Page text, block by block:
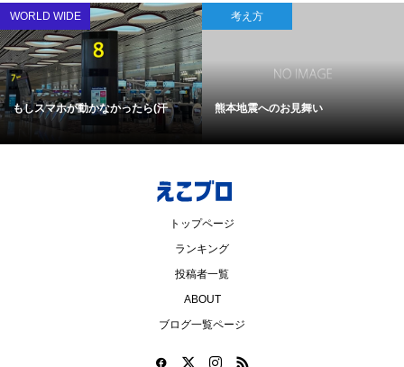
WORLD WIDE
もしスマホが動かなかったら(汗
考え方
熊本地震へのお見舞い
トップページ
ランキング
投稿者一覧
ABOUT
ブログ一覧ページ